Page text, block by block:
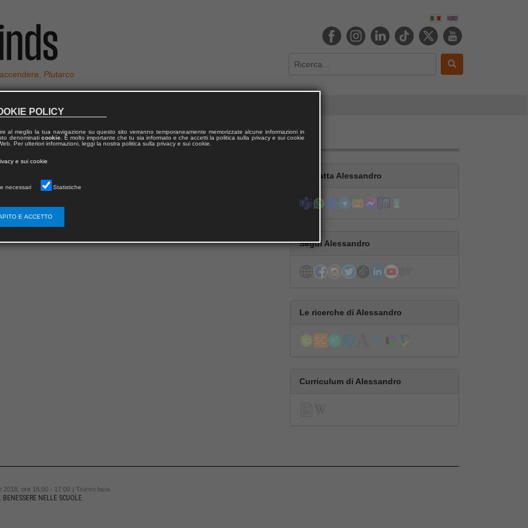
Plutarco
Bertoletti Contatta Alessandro
Segui Alessandro
Le ricerche di Alessandro
Curriculum di Alessandro
2018, ore 16:00 - 17:00
| Teatro India
BENESSERE NELLE SCUOLE
POLICY
al meglio la tua navigazione su questo sito verranno temporaneamente memorizzate alcune informazioni in
denominati cookie. È molto importante che tu sia informato e che accetti la politica sulla privacy e sui cookie
Per ulteriori informazioni, leggi la nostra politica sulla privacy e sui cookie.
e sui cookie
necessari Statistiche
E ACCETTO